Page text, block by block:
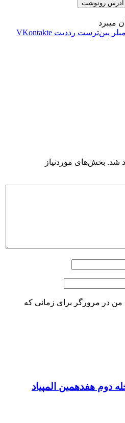
آدرس رونوشت
‫پین‌ترست ‫رددیت ‫VKontakte
شد. بخش‌های موردنیاز
من در مرورگر برای زمانی که
دوم هفدهمین المپیاد